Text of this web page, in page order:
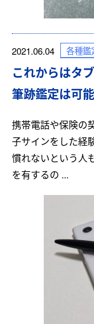
2021.06.04 各種鑑
これからはタ
筆跡鑑定は可
携帯電話や保険の
子サインをした経
慣れないという人
を有するの ...